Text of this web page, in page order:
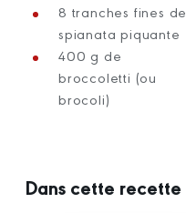
8 tranches fines de
spianata piquante
400 g de
broccoletti (ou
brocoli)
Dans cette recette